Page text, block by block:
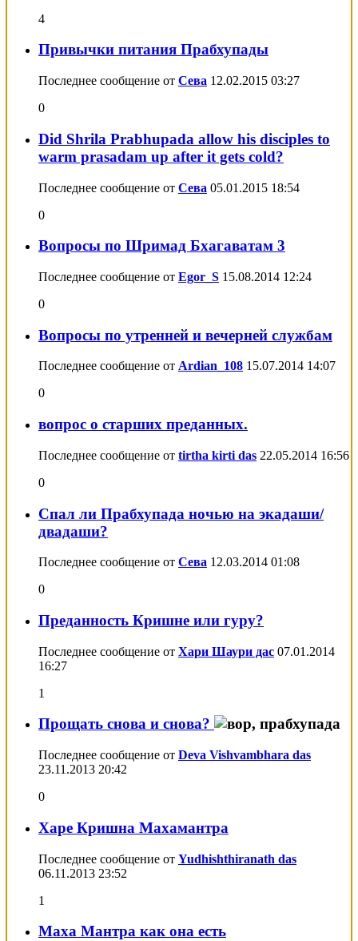
4
Привычки питания Прабхупады
Последнее сообщение от Сева 12.02.2015 03:27
0
Did Shrila Prabhupada allow his disciples to
warm prasadam up after it gets cold?
Последнее сообщение от Сева 05.01.2015 18:54
0
Вопросы по Шримад Бхагаватам 3
Последнее сообщение от Egor_S 15.08.2014 12:24
0
Вопросы по утренней и вечерней службам
Последнее сообщение от Ardian_108 15.07.2014 14:07
0
вопрос о старших преданных.
Последнее сообщение от tirtha kirti das 22.05.2014 16:56
0
Спал ли Прабхупада ночью на экадаши/
двадаши?
Последнее сообщение от Сева 12.03.2014 01:08
0
Преданность Кришне или гуру?
Последнее сообщение от Хари Шаури дас 07.01.2014
16:27
1
Прощать снова и снова?
Последнее сообщение от Deva Vishvambhara das
23.11.2013 20:42
0
Харе Кришна Махамантра
Последнее сообщение от Yudhishthiranath das
06.11.2013 23:52
1
Маха Мантра как она есть